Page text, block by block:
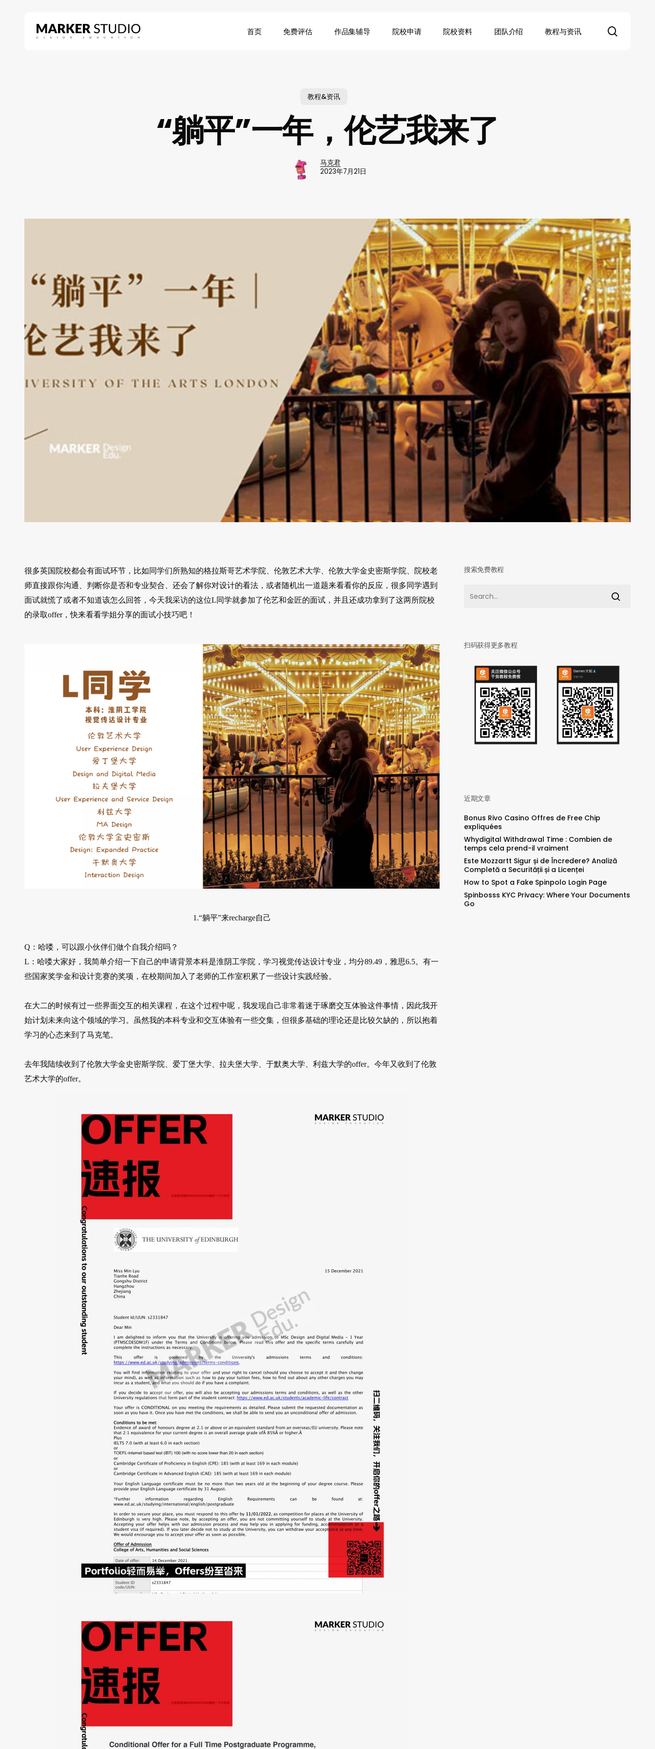
首页 免费评估 作品集辅导 院校申请 院校资料 团队介绍 教程与资讯
教程&资讯
“躺平”一年，伦艺我来了
马克君
2023年7月21日
很多英国院校都会有面试环节，比如同学们所熟知的格拉斯哥艺术学院、伦敦艺术大学、伦敦大学金史密斯学院、院校老
师直接跟你沟通、判断你是否和专业契合、还会了解你对设计的看法，或者随机出一道题来看看你的反应，很多同学遇到
面试就慌了或者不知道该怎么回答，今天我采访的这位L同学就参加了伦艺和金匠的面试，并且还成功拿到了这两所院校
的录取offer，快来看看学姐分享的面试小技巧吧！
1.“躺平”来recharge自己
Q：哈喽，可以跟小伙伴们做个自我介绍吗？
L：哈喽大家好，我简单介绍一下自己的申请背景本科是淮阴工学院，学习视觉传达设计专业，均分89.49，雅思6.5。有一
些国家奖学金和设计竞赛的奖项，在校期间加入了老师的工作室积累了一些设计实践经验。
在大二的时候有过一些界面交互的相关课程，在这个过程中呢，我发现自己非常着迷于琢磨交互体验这件事情，因此我开
始计划未来向这个领域的学习。虽然我的本科专业和交互体验有一些交集，但很多基础的理论还是比较欠缺的，所以抱着
学习的心态来到了马克笔。
去年我陆续收到了伦敦大学金史密斯学院、爱丁堡大学、拉夫堡大学、于默奥大学、利兹大学的offer。今年又收到了伦敦
艺术大学的offer。
搜索免费教程
扫码获得更多教程
近期文章
Bonus Rivo Casino Offres de Free Chip
expliquées
Whydigital Withdrawal Time : Combien de
temps cela prend-il vraiment
Este Mozzartt Sigur și de Încredere? Analiză
Completă a Securității și a Licenței
How to Spot a Fake Spinpolo Login Page
Spinbosss KYC Privacy: Where Your Documents
Go